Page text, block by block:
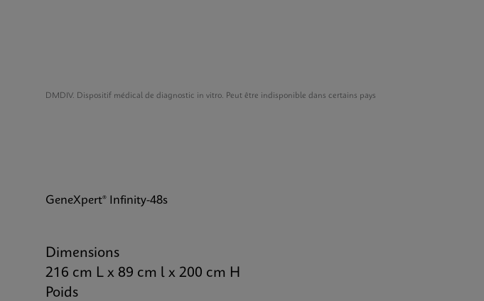
DMDIV. Dispositif médical de diagnostic in vitro. Peut être indisponible dans certains pays
GeneXpert® Infinity-48s
Dimensions
216 cm L x 89 cm l x 200 cm H
Poids